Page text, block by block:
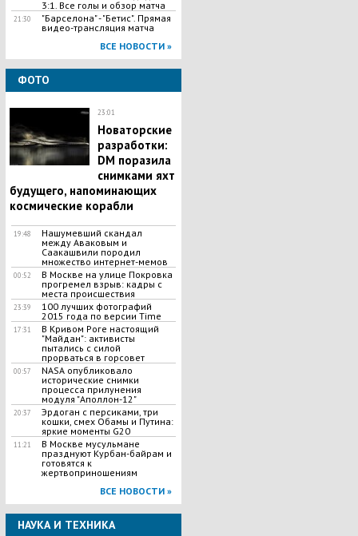
3:1. Все голы и обзор матча
21:30
"Барселона" - "Бетис". Прямая
видео-трансляция матча
ВСЕ НОВОСТИ »
ФОТО
23:01
Новаторские
разработки:
DM поразила
снимками яхт
будущего, напоминающих
космические корабли
19:48
Нашумевший скандал
между Аваковым и
Саакашвили породил
множество интернет-мемов
00:52
В Москве на улице Покровка
прогремел взрыв: кадры с
места происшествия
23:39
100 лучших фотографий
2015 года по версии Time
17:31
В Кривом Роге настоящий
"Майдан": активисты
пытались с силой
прорваться в горсовет
00:57
NASA опубликовало
исторические снимки
процесса прилунения
модуля "Аполлон-12"
20:37
Эрдоган с персиками, три
кошки, смех Обамы и Путина:
яркие моменты G20
11:21
В Москве мусульмане
празднуют Курбан-байрам и
готовятся к
жертвоприношениям
ВСЕ НОВОСТИ »
НАУКА И ТЕХНИКА